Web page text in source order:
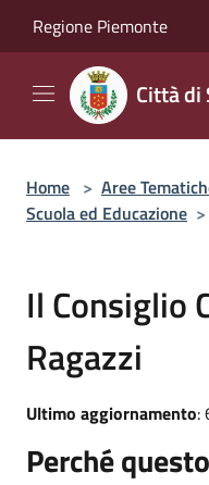
Regione Piemonte
Città di
Home > Aree
Scuola ed Educazione >
Il Consiglio
Ragazzi
Ultimo aggiornamento:
Perché